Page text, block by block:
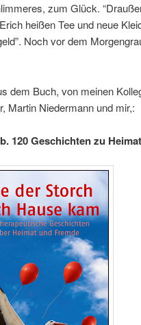
zum Glück.
heißen Tee und neue
Noch vor dem
dem Buch, von meinen
Martin Niedermann und mir,:
120 Geschichten zu